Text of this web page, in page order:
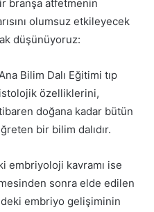
branşa atfetmenin
olumsuz etkileyecek
düşünüyoruz:
Bilim Dalı Eğitimi tıp
özelliklerini,
doğana kadar bütün
bir bilim dalıdır.
embriyoloji kavramı ise
sonra elde edilen
embriyo gelişiminin